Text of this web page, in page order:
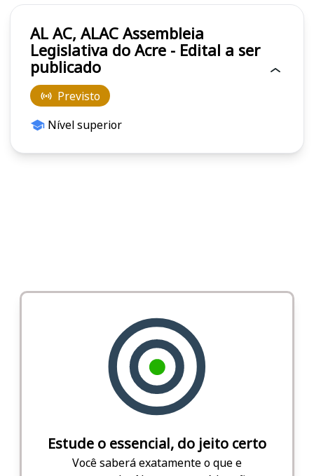
AL AC, ALAC Assembleia
Legislativa do Acre - Edital a ser
publicado
Previsto
Nível superior
Estude o essencial, do jeito certo
Você saberá exatamente o que e